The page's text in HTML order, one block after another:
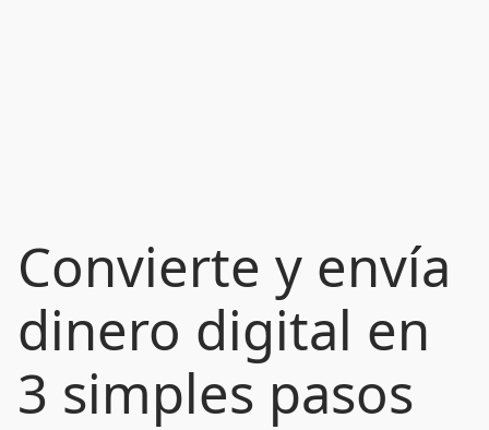
Convierte y envía
dinero digital en
3 simples pasos